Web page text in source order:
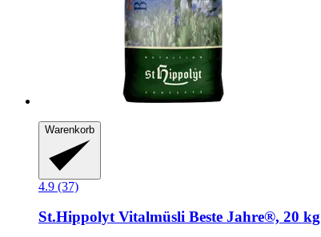
Warenkorb
4.9 (37)
St.HippolytVitalmüsli Beste Jahre®, 20 kg